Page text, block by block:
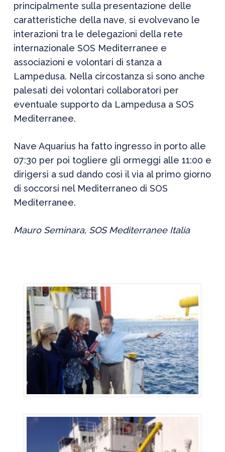
principalmente sulla presentazione delle
caratteristiche della nave, si evolvevano le
interazioni tra le delegazioni della rete
internazionale SOS Mediterranee e
associazioni e volontari di stanza a
Lampedusa. Nella circostanza si sono anche
palesati dei volontari collaboratori per
eventuale supporto da Lampedusa a SOS
Mediterranee.
Nave Aquarius ha fatto ingresso in porto alle
07:30 per poi togliere gli ormeggi alle 11:00 e
dirigersi a sud dando così il via al primo giorno
di soccorsi nel Mediterraneo di SOS
Mediterranee.
Mauro Seminara, SOS Mediterranee Italia